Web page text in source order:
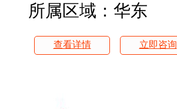
所属区域：华东
查看详情 立即咨询